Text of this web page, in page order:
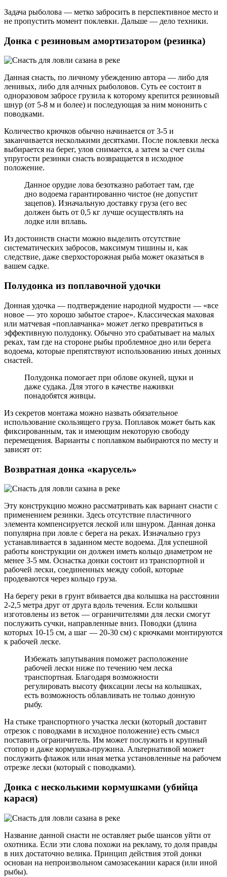
Задача рыболова — метко забросить в перспективное место и
не пропустить момент поклевки. Дальше — дело техники.
Донка с резиновым амортизатором (резинка)
Данная снасть, по личному убеждению автора — либо для
ленивых, либо для алчных рыболовов. Суть ее состоит в
одноразовом забросе грузила к которому крепится резиновый
шнур (от 5-8 м и более) и последующая за ним мононить с
поводками.
Количество крючков обычно начинается от 3-5 и
заканчивается несколькими десятками. После поклевки леска
выбирается на берег, улов снимается, а затем за счет силы
упругости резинки снасть возвращается в исходное
положение.
Данное орудие лова безотказно работает там, где
дно водоема гарантированно чистое (не допустит
зацепов). Изначальную доставку груза (его вес
должен быть от 0,5 кг лучше осуществлять на
лодке или вплавь.
Из достоинств снасти можно выделить отсутствие
систематических забросов, максимум тишины и, как
следствие, даже сверхосторожная рыба может оказаться в
вашем садке.
Полудонка из поплавочной удочки
Донная удочка — подтверждение народной мудрости — «все
новое — это хорошо забытое старое». Классическая маховая
или матчевая «поплавчанка» может легко превратиться в
эффективную полудонку. Обычно это срабатывает на малых
реках, там где на стороне рыбы проблемное дно или берега
водоема, которые препятствуют использованию иных донных
снастей.
Полудонка помогает при облове окуней, щуки и
даже судака. Для этого в качестве наживки
понадобятся живцы.
Из секретов монтажа можно назвать обязательное
использование скользящего груза. Поплавок может быть как
фиксированным, так и имеющим некоторую свободу
перемещения. Варианты с поплавком выбираются по месту и
зависят от:
Возвратная донка «карусель»
Эту конструкцию можно рассматривать как вариант снасти с
применением резинки. Здесь отсутствие пластичного
элемента компенсируется леской или шнуром. Данная донка
популярна при ловле с берега на реках. Изначально груз
устанавливается в заданном месте водоема. Для успешной
работы конструкции он должен иметь кольцо диаметром не
менее 3-5 мм. Оснастка донки состоит из транспортной и
рабочей лески, соединенных между собой, которые
продеваются через кольцо груза.
На берегу реки в грунт вбивается два колышка на расстоянии
2-2,5 метра друг от друга вдоль течения. Если колышки
изготовлены из веток — ограничителями для лески смогут
послужить сучки, направленные вниз. Поводки (длина
которых 10-15 см, а шаг — 20-30 см) с крючками монтируются
к рабочей леске.
Избежать запутывания поможет расположение
рабочей лески ниже по течению чем леска
транспортная. Благодаря возможности
регулировать высоту фиксации лесы на колышках,
есть возможность облавливать не только донную
рыбу.
На стыке транспортного участка лески (который доставит
отрезок с поводками в исходное положение) есть смысл
поставить ограничитель. Им может послужить и крупный
стопор и даже кормушка-пружина. Альтернативой может
послужить флажок или иная метка установленные на рабочем
отрезке лески (который с поводками).
Донка с несколькими кормушками (убийца
карася)
Название данной снасти не оставляет рыбе шансов уйти от
охотника. Если эти слова похожи на рекламу, то доля правды
в них достаточно велика. Принцип действия этой донки
основан на непроизвольном самозасекании карася (или иной
рыбы).